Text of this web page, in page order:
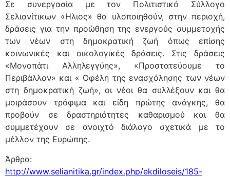
Σε συνεργασία με τον Πολιτιστικό Σύλλογο
Σελιανίτικων «Ηλιος» θα υλοποιηθούν, στην περιοχή,
δράσεις για την προώθηση της ενεργούς συμμετοχής
των νέων στη δημοκρατική ζωή όπως επίσης
κοινωνικές και οικολογικές δράσεις. Στις δράσεις
«Μονοπάτι Αλληλεγγύης», «Προστατεύουμε το
Περιβάλλον» και « Οφέλη της ενασχόλησης των νέων
στη δημοκρατική ζωή», οι νέοι θα συλλέξουν και θα
μοιράσουν τρόφιμα και είδη πρώτης ανάγκης, θα
προβούν σε δραστηριότητες καθαρισμού και θα
συμμετέχουν σε ανοιχτό διάλογο σχετικά με το
μέλλον της Ευρώπης.
Άρθρα:
http://www.selianitika.gr/index.php/ekdiloseis/185-